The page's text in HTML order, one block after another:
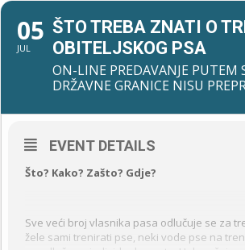
05
JUL
ŠTO TREBA ZNATI O
OBITELJSKOG PSA
ON-LINE PREDAVANJE PUTEM
DRŽAVNE GRANICE NISU
EVENT DETAILS
Što? Kako? Zašto? Gdje?
Sve veći broj vlasnika pasa odlučuje se za
žele sami trenirati pse, neki vode pse na